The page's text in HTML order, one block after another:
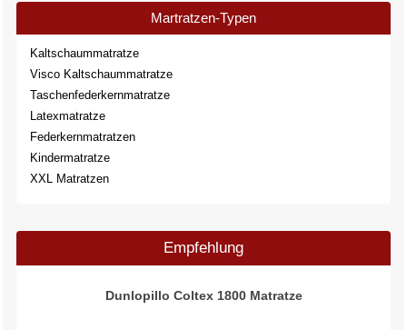
Martratzen-Typen
Kaltschaummatratze
Visco Kaltschaummatratze
Taschenfederkernmatratze
Latexmatratze
Federkernmatratzen
Kindermatratze
XXL Matratzen
Empfehlung
Dunlopillo Coltex 1800 Matratze